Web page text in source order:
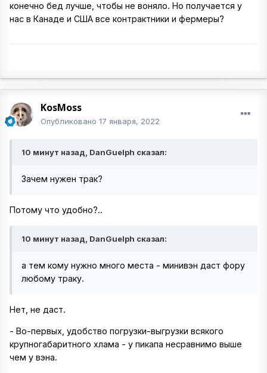
конечно бед лучше, чтобы не воняло. Но получается у
нас в Канаде и США все контрактники и фермеры?
KosMoss
Опубликовано 17 января, 2022
10 минут назад, DanGuelph сказал:
Зачем нужен трак?
Потому что удобно?..
10 минут назад, DanGuelph сказал:
а тем кому нужно много места - минивэн даст фору
любому траку.
Нет, не даст.
- Во-первых, удобство погрузки-выгрузки всякого
крупногабаритного хлама - у пикапа несравнимо выше
чем у вэна.